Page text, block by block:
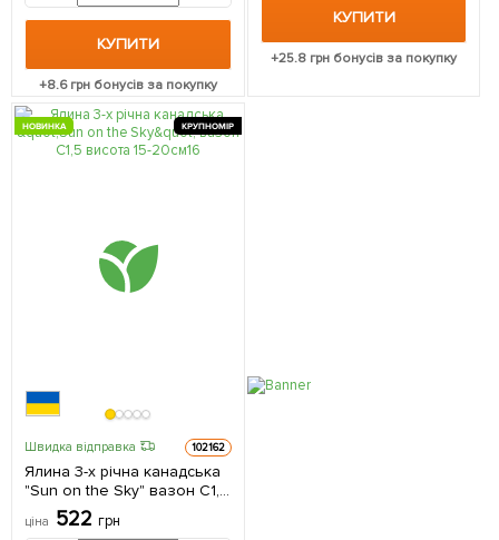
КУПИТИ
+8.6грн бонусів за покупку
КУПИТИ
+25.8 грн бонусів за покупку
КРУПНОМІР
НОВИНКА
Швидка відправка 102162
Ялина 3-х річна канадська
"Sun on the Sky" вазон С1,5
висота 15-20см 1 саджанець
в упаковці
ціна 522 грн